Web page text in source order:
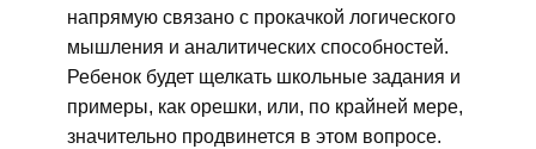
напрямую связано с прокачкой логического
мышления и аналитических способностей.
Ребенок будет щелкать школьные задания и
примеры, как орешки, или, по крайней мере,
значительно продвинется в этом вопросе.